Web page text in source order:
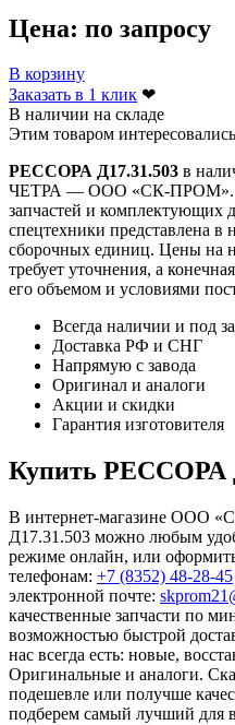
Цена: по запросу
В корзину
Заказать в 1 клик ❤
В наличии на складе
Этим товаром интересовались
РЕССОРА Д17.31.503 в
ЧЕТРА — ООО «СК-ПРОМ».
запчастей и комплектующих
спецтехники представлена в
сборочных единиц. Цены на
требует уточнения, а
его объемом и условиями
Всегда наличии и под
Доставка РФ и СНГ
Напрямую с завода
Оригинал и аналоги
Акции и скидки
Гарантия изготовителя
Купить РЕССОРА
В интернет-магазине ООО
Д17.31.503 можно любым
режиме онлайн, или
телефонам: +7 (8352) 48-28-45
электронной почте:
качественные запчасти по
возможностью быстрой
нас всегда есть: новые,
Оригинальные и аналоги.
подешевле или получше
подберем самый лучший для